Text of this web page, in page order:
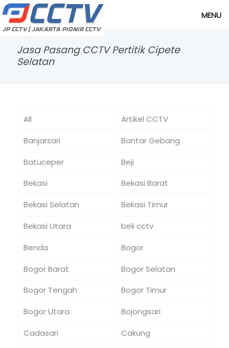
MENU
Jasa Pasang CCTV Pertitik Cipete
Selatan
All
Artikel CCTV
Banjarsari
Bantar Gebang
Batuceper
Beji
Bekasi
Bekasi Barat
Bekasi Selatan
Bekasi Timur
Bekasi Utara
beli cctv
Benda
Bogor
Bogor Barat
Bogor Selatan
Bogor Tengah
Bogor Timur
Bogor Utara
Bojongsari
Cadasari
Cakung